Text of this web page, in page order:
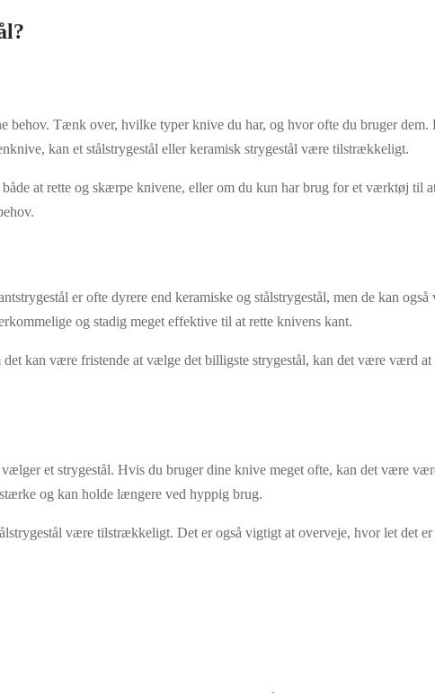
behov. Tænk over, hvilke typer knive du har, og hvor ofte du bruger
kan et stålstrygestål eller keramisk strygestål være tilstrækkeligt.
at rette og skærpe knivene, eller om du kun har brug for et værktøj
er ofte dyrere end keramiske og stålstrygestål, men de kan
og stadig meget effektive til at rette knivens kant.
kan være fristende at vælge det billigste strygestål, kan det være værd
et strygestål. Hvis du bruger dine knive meget ofte, kan det være
og kan holde længere ved hyppig brug.
være tilstrækkeligt. Det er også vigtigt at overveje, hvor let det